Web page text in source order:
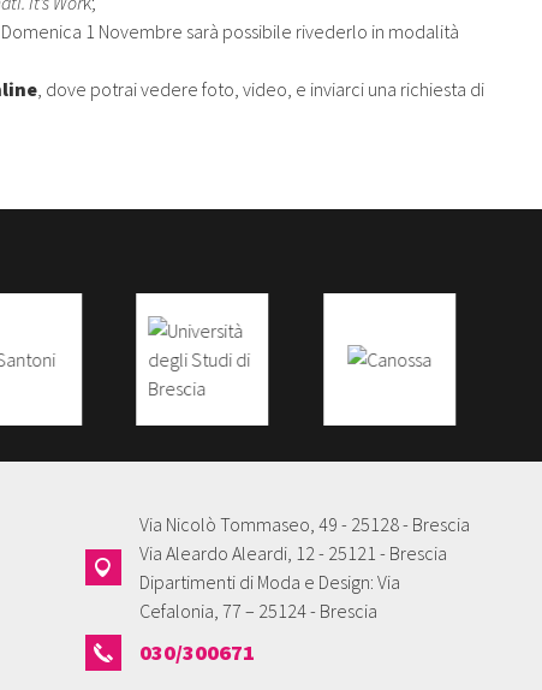
1 Novembre sarà possibile rivederlo in modalità
, dove potrai vedere foto, video, e inviarci una richiesta di
Via Nicolò Tommaseo, 49 - 25128 - Brescia
Via Aleardo Aleardi, 12 - 25121 - Brescia
Dipartimenti di Moda e Design: Via
Cefalonia, 77 – 25124 - Brescia
030/300671